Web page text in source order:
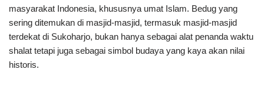
masyarakat Indonesia, khususnya umat Islam. Bedug yang
sering ditemukan di masjid-masjid, termasuk masjid-masjid
terdekat di Sukoharjo, bukan hanya sebagai alat penanda waktu
shalat tetapi juga sebagai simbol budaya yang kaya akan nilai
historis.